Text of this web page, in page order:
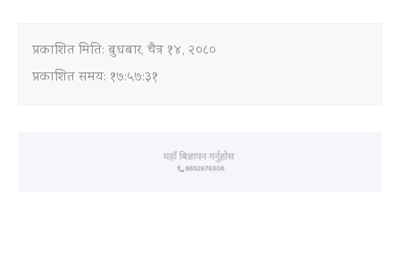
प्रकाशित मिति: बुधबार, चैत्र १४, २०८०
प्रकाशित समय: १७:५७:३१